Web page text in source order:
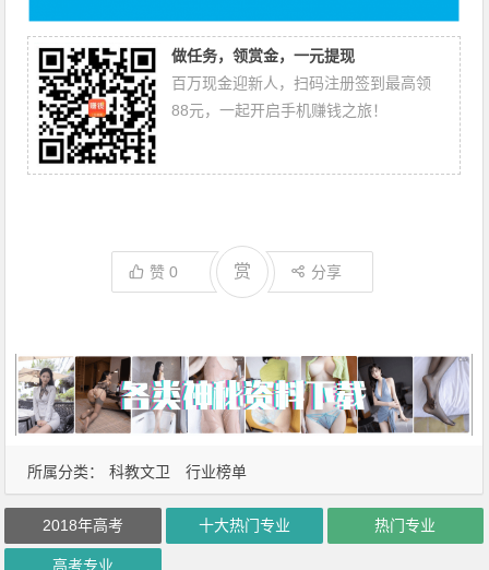
所属分类： 科教文卫 行业榜单
做任务，领赏金，一元提现
百万现金迎新人，扫码注册签到最高领
88元，一起开启手机赚钱之旅！
赞0 赏 分享
2018年高考 十大热门专业 热门专业
高考专业